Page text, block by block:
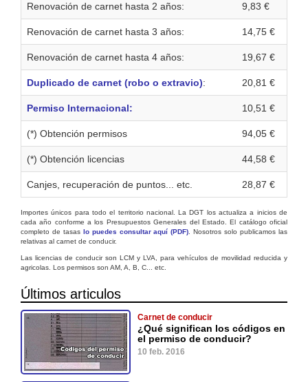
Renovación de carnet hasta 2 años: 9,83 €
Renovación de carnet hasta 3 años: 14,75 €
Renovación de carnet hasta 4 años: 19,67 €
Duplicado de carnet (robo o extravio): 20,81 €
Permiso Internacional: 10,51 €
(*) Obtención permisos 94,05 €
(*) Obtención licencias 44,58 €
Canjes, recuperación de puntos... etc. 28,87 €
Importes únicos para todo el territorio nacional. La DGT los actualiza a inicios de
cada año conforme a los Presupuestos Generales del Estado. El catálogo oficial
completo de tasas lo puedes consultar aquí (PDF) . Nosotros solo publicamos las
relativas al carnet de conducir.
Las licencias de conducir son LCM y LVA, para vehículos de movilidad reducida y
agricolas. Los permisos son AM, A, B, C... etc.
Últimos articulos
Carnet de conducir
¿Qué significan los códigos en
el permiso de conducir?
10 feb. 2016